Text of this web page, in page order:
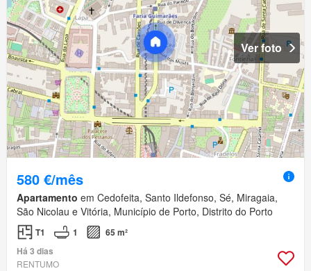
Ver foto
580 €/mês
Apartamento em Cedofeita, Santo Ildefonso, Sé, Miragaia,
São Nicolau e Vitória, Município de Porto, Distrito do Porto
T1 1
65 m²
Há 3 dias
RENTUMO